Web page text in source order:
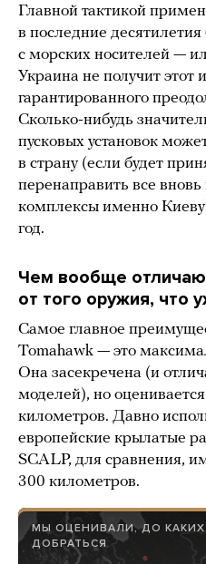
Главной тактикой
в последние
с морских носителей —
Украина не получит этот
гарантированного
Сколько-нибудь
пусковых установок
в страну (если будет
перенаправить все
комплексы именно
год.
Чем вообще
от того оружия, что
Самое главное
Tomahawk — это
Она засекречена (и
моделей), но
километров. Давно
европейские крылатые
SCALP, для сравнения,
300 километров.
МЫ ОЦЕНИВАЛИ, ДО
ДОБРАТЬСЯ